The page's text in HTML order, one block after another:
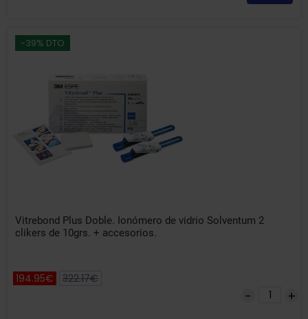
-39% DTO
Vitrebond Plus Doble. Ionómero de vidrio Solventum 2
clikers de 10grs. + accesorios.
194.95€ 322.17€